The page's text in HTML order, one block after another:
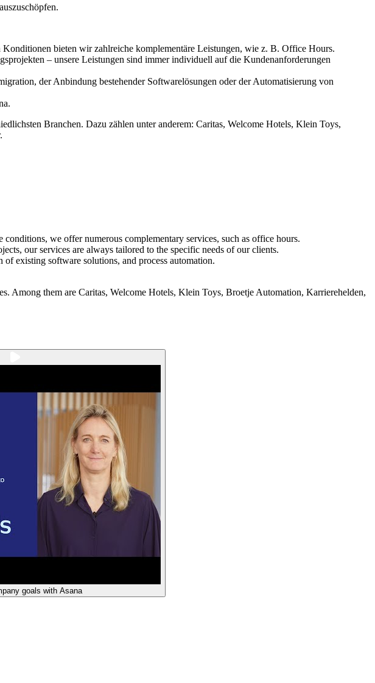
bieten wir zahlreiche komplementäre Leistungen, wie z. B. Office Hours.
– unsere Leistungen sind immer individuell auf die Kundenanforderungen
der Anbindung bestehender Softwarelösungen oder der Automatisierung von
Branchen. Dazu zählen unter anderem: Caritas, Welcome Hotels, Klein Toys,
we offer numerous complementary services, such as office hours.
our services are always tailored to the specific needs of our clients.
existing software solutions, and process automation.
Among them are Caritas, Welcome Hotels, Klein Toys, Broetje Automation, Karrierehelden,
goals with Asana